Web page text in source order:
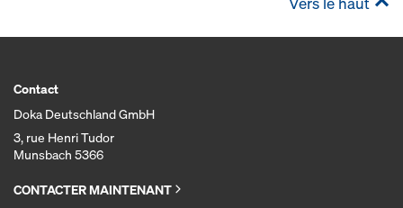
Contact
Doka Deutschland GmbH
3, rue Henri Tudor
Munsbach 5366
CONTACTER MAINTENANT